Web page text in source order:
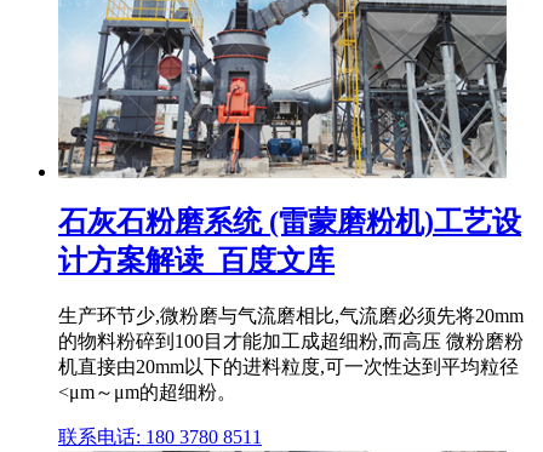
石灰石粉磨系统 (雷蒙磨粉机)工艺设
计方案解读_百度文库
生产环节少,微粉磨与气流磨相比,气流磨必须先将20mm
的物料粉碎到100目才能加工成超细粉,而高压 微粉磨粉
机直接由20mm以下的进料粒度,可一次性达到平均粒径
<μm～μm的超细粉。
联系电话: 180 3780 8511